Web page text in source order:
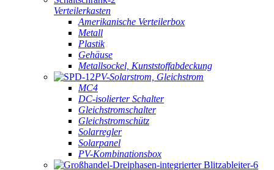
Verteilerkasten
Amerikanische Verteilerbox
Metall
Plastik
Gehäuse
Metallsockel, Kunststoffabdeckung
PV-Solarstrom, Gleichstrom
MC4
DC-isolierter Schalter
Gleichstromschalter
Gleichstromschütz
Solarregler
Solarpanel
PV-Kombinationsbox